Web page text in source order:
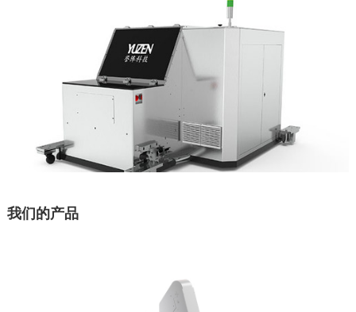
我们的产品